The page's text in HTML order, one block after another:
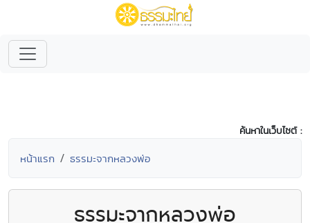
ค้นหาในเว็บไซต์ :
หน้าแรก ธรรมะจากหลวงพ่อ
ธรรมะจากหลวงพ่อ